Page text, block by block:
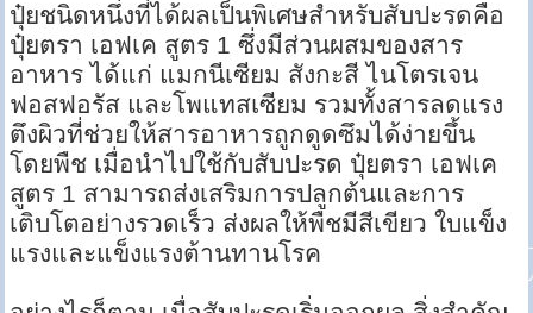
ปุ๋ยชนิดหนึ่งที่ได้ผลเป็นพิเศษสำหรับสับปะรดคือ
ปุ๋ยตรา เอฟเค สูตร 1 ซึ่งมีส่วนผสมของสาร
อาหาร ได้แก่ แมกนีเซียม สังกะสี ไนโตรเจน
ฟอสฟอรัส และโพแทสเซียม รวมทั้งสารลดแรง
ตึงผิวที่ช่วยให้สารอาหารถูกดูดซึมได้ง่ายขึ้น
โดยพืช เมื่อนำไปใช้กับสับปะรด ปุ๋ยตรา เอฟเค
สูตร 1 สามารถส่งเสริมการปลูกต้นและการ
เติบโตอย่างรวดเร็ว ส่งผลให้พืชมีสีเขียว ใบแข็ง
แรงและแข็งแรงต้านทานโรค